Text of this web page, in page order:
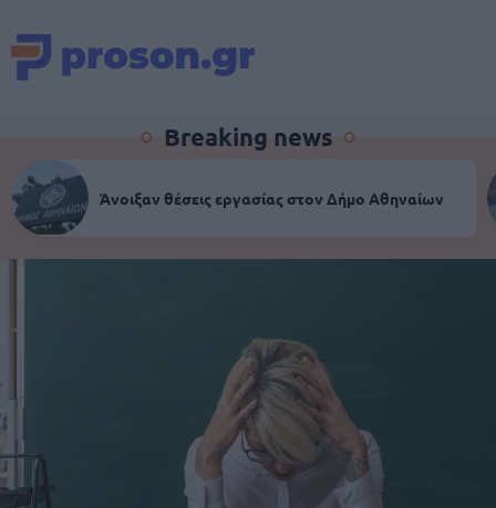
Breaking news
Άνοιξαν θέσεις εργασίας στον Δήμο Αθηναίων